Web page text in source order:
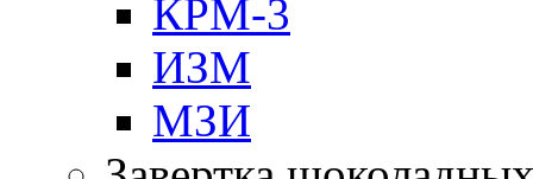
КРМ-3
ИЗМ
МЗИ